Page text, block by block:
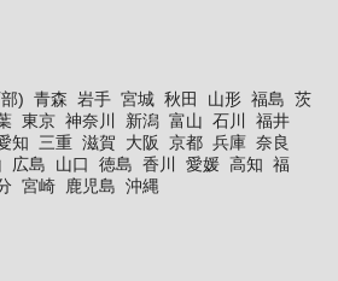
) 青森 岩手 宮城 秋田 山形 福島 茨
東京 神奈川 新潟 富山 石川
福井
知 三重 滋賀 大阪 京都 兵庫 奈良
広島 山口 徳島 香川 愛媛 高知 福
宮崎 鹿児島 沖縄